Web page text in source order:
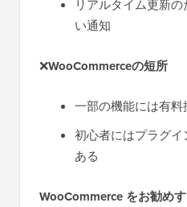
リアルタイム更新
い通知
❌WooCommerceの短所
一部の機能には有
初心者にはプラグ
ある
WooCommerce をお勧めす